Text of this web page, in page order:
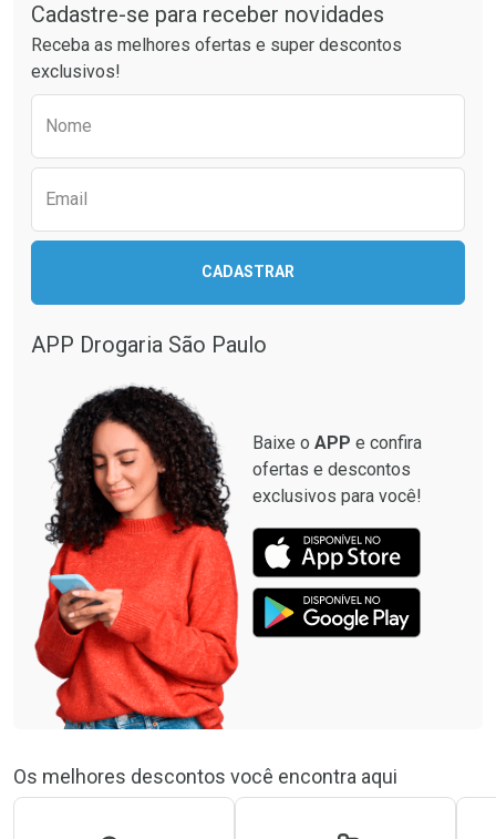
Ativar Desconto
Comprar sem Desconto
Comprar sem Desconto
Por R$ 49,27/cada
Ativar Desconto
Comprar sem Desconto
Comprar sem Desconto
Cadastre-se para receber novidades
Receba as melhores ofertas e super descontos
exclusivos!
Nome
Email
CADASTRAR
APP Drogaria São Paulo
Baixe o APP e confira
ofertas e descontos
exclusivos para você!
Os melhores descontos você encontra aqui